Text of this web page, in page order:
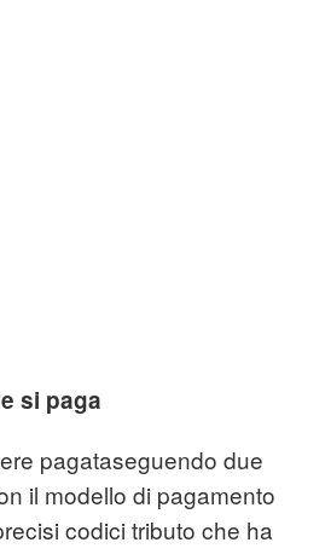
si paga
pagataseguendo due
il modello di pagamento
codici tributo che ha